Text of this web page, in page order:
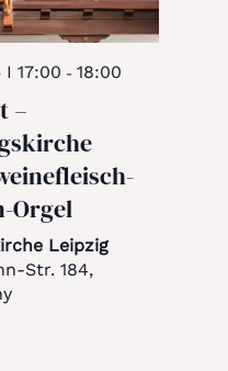
I 17:00 - 18:00
–
Orgel
Leipzig
Str. 184,